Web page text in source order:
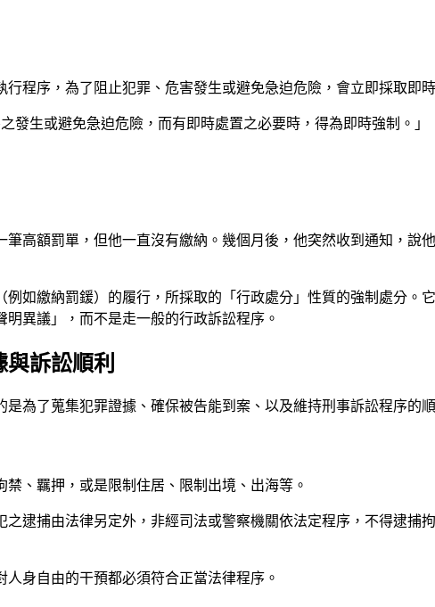
程序，為了阻止犯罪、危害發生或避免急迫危險，會立即採取即
發生或避免急迫危險，而有即時處置之必要時，得為即時強制。」
高額罰單，但他一直沒有繳納。幾個月後，他突然收到通知，說
例如繳納罰鍰）的履行，所採取的「行政處分」性質的強制處分
異議」，而不是走一般的行政訴訟程序。
訴訟順利
為了蒐集犯罪證據、確保被告能到案、以及維持刑事訴訟程序的
、羈押，或是限制住居、限制出境、出海等。
之逮捕由法律另定外，非經司法或警察機關依法定程序，不得逮捕
身自由的干預都必須符合正當法律程序。